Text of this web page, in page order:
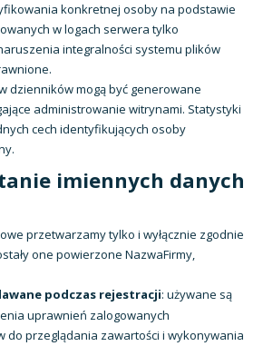
konkretnej osoby na podstawie
w logach serwera tylko
integralności systemu plików
dzienników mogą być generowane
administrowanie witrynami. Statystyki
cech identyfikujących osoby
imiennych danych
przetwarzamy tylko i wyłącznie zgodnie
one powierzone NazwaFirmy,
podczas rejestracji: używane są
uprawnień zalogowanych
do przeglądania zawartości i wykonywania